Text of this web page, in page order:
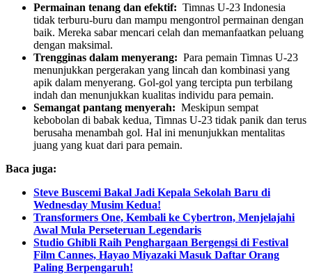
Permainan tenang dan efektif: Timnas U-23 Indonesia
tidak terburu-buru dan mampu mengontrol permainan dengan
baik. Mereka sabar mencari celah dan memanfaatkan peluang
dengan maksimal.
Trengginas dalam menyerang: Para pemain Timnas U-23
menunjukkan pergerakan yang lincah dan kombinasi yang
apik dalam menyerang. Gol-gol yang tercipta pun terbilang
indah dan menunjukkan kualitas individu para pemain.
Semangat pantang menyerah: Meskipun sempat
kebobolan di babak kedua, Timnas U-23 tidak panik dan terus
berusaha menambah gol. Hal ini menunjukkan mentalitas
juang yang kuat dari para pemain.
Baca juga:
Steve Buscemi Bakal Jadi Kepala Sekolah Baru di
Wednesday Musim Kedua!
Transformers One, Kembali ke Cybertron, Menjelajahi
Awal Mula Perseteruan Legendaris
Studio Ghibli Raih Penghargaan Bergengsi di Festival
Film Cannes, Hayao Miyazaki Masuk Daftar Orang
Paling Berpengaruh!